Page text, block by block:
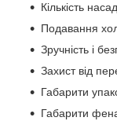
Кількість
Подавання
Зручність і
Захист від
Габарити
Габарити